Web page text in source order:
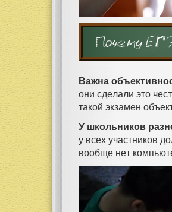
Почему
Важна
они сделали это
такой экзамен
У школьников
у всех участников
вообще нет